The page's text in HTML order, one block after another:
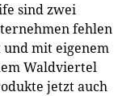
sind zwei
fehlen
und mit eigenem
Waldviertel
jetzt auch